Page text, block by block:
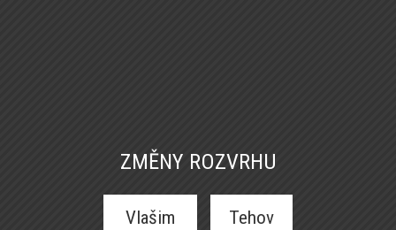
ZMĚNY ROZVRHU
Vlašim Tehov